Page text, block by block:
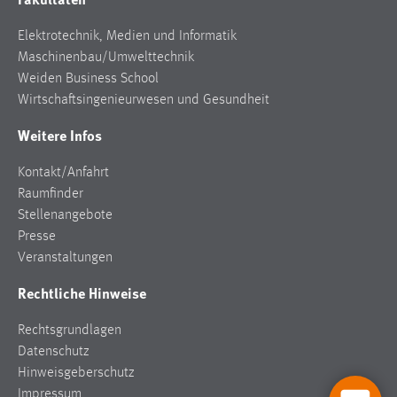
Elektrotechnik, Medien und Informatik
Maschinenbau/Umwelttechnik
Weiden Business School
Wirtschaftsingenieurwesen und Gesundheit
Weitere Infos
Kontakt/Anfahrt
Raumfinder
Stellenangebote
Presse
Veranstaltungen
Rechtliche Hinweise
Rechtsgrundlagen
Datenschutz
Hinweisgeberschutz
Impressum
Cookie Laufzeit:
3 Monate
_fbp
Anbieter:
Zweck:
3 Monate